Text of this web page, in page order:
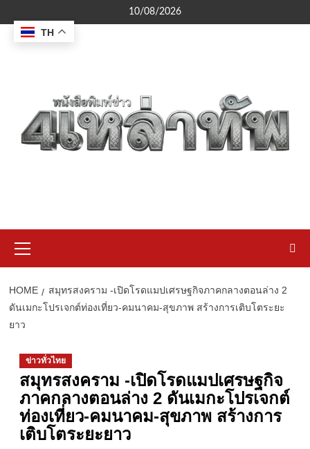
to
content
10/08/2026
Menu
HOME
สมุทรสงคราม -เปิดโรดแมปเศรษฐกิจภาคกลางตอนล่าง 2
ดันเมกะโปรเจกต์ท่องเที่ยว-คมนาคม-สุขภาพ สร้างการเติบโตระยะ
ยาว
ข่าวทั่วไทย
สมุทรสงคราม -เปิดโรดแมปเศรษฐกิจ
ภาคกลางตอนล่าง 2 ดันเมกะโปรเจกต์
ท่องเที่ยว-คมนาคม-สุขภาพ สร้างการ
เติบโตระยะยาว
TH